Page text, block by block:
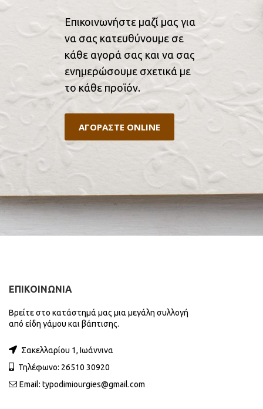
Επικοινωνήστε μαζί μας για
να σας κατευθύνουμε σε
κάθε αγορά σας και να σας
ενημερώσουμε σχετικά με
το κάθε προϊόν.
ΑΓΟΡΑΣΤΕ ONLINE
ΕΠΙΚΟΙΝΩΝΙΑ
Βρείτε στο κατάστημά μας μια μεγάλη συλλογή
από είδη γάμου και βάπτισης.
Σακελλαρίου 1, Ιωάννινα
Τηλέφωνο: 26510 30920
Email: typodimiourgies@gmail.com